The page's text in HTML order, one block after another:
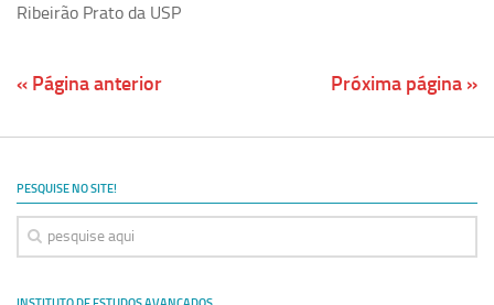
Ribeirão Prato da USP
« Página anterior Próxima página »
PESQUISE NO SITE!